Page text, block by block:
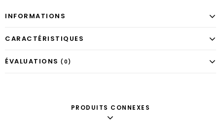
INFORMATIONS
CARACTÉRISTIQUES
ÉVALUATIONS (0)
PRODUITS CONNEXES